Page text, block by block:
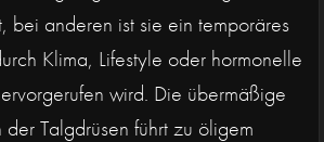
bei anderen ist sie ein temporäres
Klima, Lifestyle oder hormonelle
wird. Die übermäßige
der Talgdrüsen führt zu öligem